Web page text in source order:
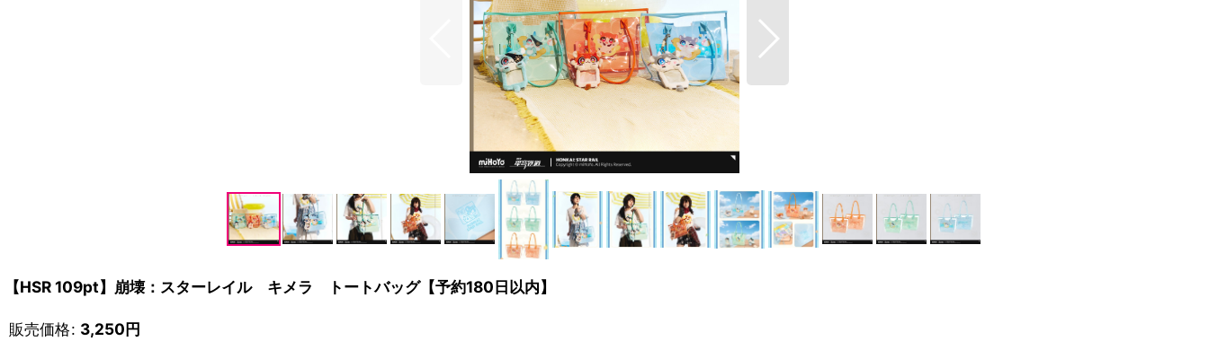
【HSR 109pt】崩壊：スターレイル キメラ トートバッグ【予約180日以内】
販売価格: 3,250円